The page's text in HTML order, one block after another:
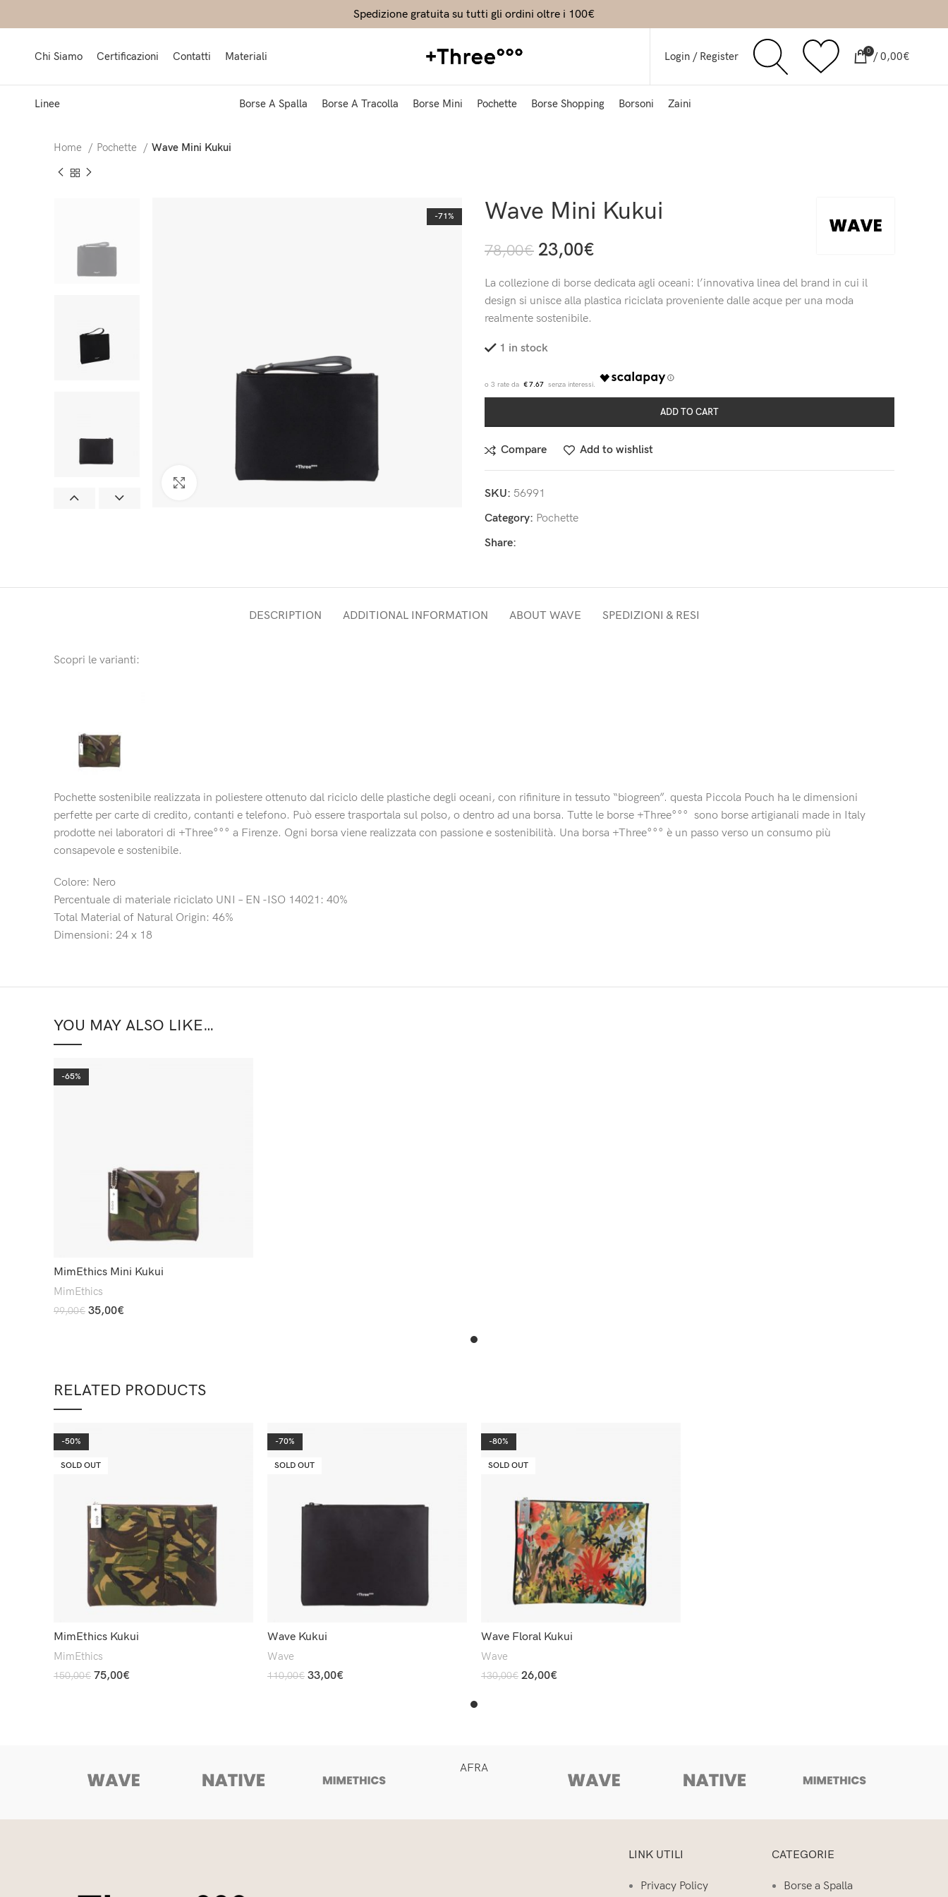
Chi Siamo Certificazioni Contatti Materiali Login / Register 0 / 0,00€
Linee Borse A Spalla Borse A Tracolla Borse Mini Pochette Borse Shopping Borsoni Zaini
Home Pochette Wave Mini Kukui
-71%
Click to enlarge
Wave Mini Kukui
78,00€ 23,00€
La collezione di borse dedicata agli oceani: l’innovativa linea del brand in cui il
design si unisce alla plastica riciclata proveniente dalle acque per una moda
realmente sostenibile.
1 in stock
€ 7.67
ADD TO CART
Compare Add to wishlist
SKU: 56991
Category: Pochette
Share:
DESCRIPTION ADDITIONAL INFORMATION ABOUT WAVE SPEDIZIONI & RESI
Scopri le varianti:
Pochette sostenibile realizzata in poliestere ottenuto dal riciclo delle plastiche degli oceani, con rifiniture in tessuto “biogreen”. questa Piccola Pouch ha le dimensioni
perfette per carte di credito, contanti e telefono. Può essere trasportala sul polso, o dentro ad una borsa. Tutte le borse +Three°°° sono borse artigianali made in Italy
prodotte nei laboratori di +Three°°° a Firenze. Ogni borsa viene realizzata con passione e sostenibilità. Una borsa +Three°°° è un passo verso un consumo più
consapevole e sostenibile.
Colore: Nero
Percentuale di materiale riciclato UNI – EN -ISO 14021: 40%
Total Material of Natural Origin: 46%
Dimensioni: 24 x 18
YOU MAY ALSO LIKE…
-65%
MimEthics Mini Kukui
MimEthics
99,00€ 35,00€
RELATED PRODUCTS
-50%
SOLD OUT
MimEthics Kukui
MimEthics
150,00€ 75,00€
-70%
SOLD OUT
Wave Kukui
Wave
110,00€ 33,00€
-80%
SOLD OUT
Wave Floral Kukui
Wave
130,00€ 26,00€
AFRA
LINK UTILI
Privacy Policy
CATEGORIE
Borse a Spalla
Spedizione gratuita su tutti gli ordini oltre i 100€